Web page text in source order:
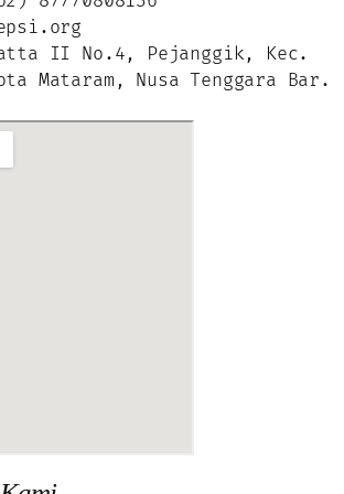
II No.4, Pejanggik, Kec.
Mataram, Nusa Tenggara Bar.